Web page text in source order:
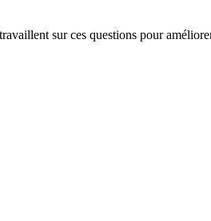
sur ces questions pour